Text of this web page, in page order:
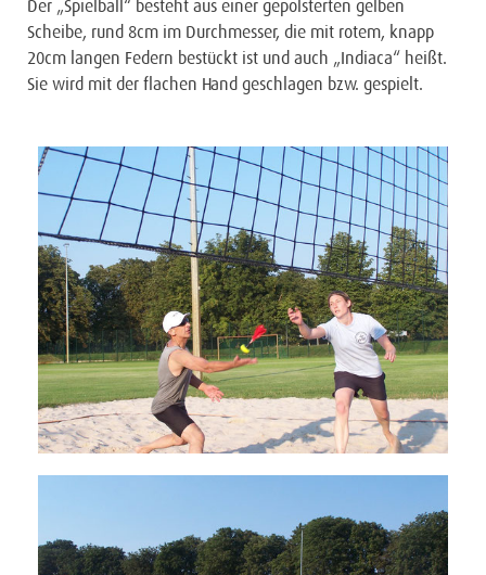
Der „Spielball“ besteht aus einer gepolsterten gelben
Scheibe, rund 8cm im Durchmesser, die mit rotem, knapp
20cm langen Federn bestückt ist und auch „Indiaca“ heißt.
Sie wird mit der flachen Hand geschlagen bzw. gespielt.